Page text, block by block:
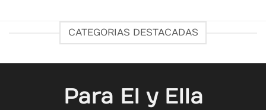
CATEGORIAS DESTACADAS
Para El y Ella